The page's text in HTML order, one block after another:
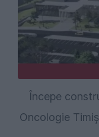
Începe
Oncologie